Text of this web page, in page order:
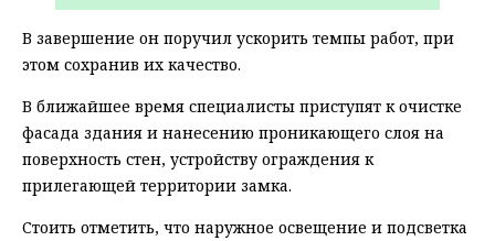
В завершение он поручил ускорить темпы работ, при
этом сохранив их качество.
В ближайшее время специалисты приступят к очистке
фасада здания и нанесению проникающего слоя на
поверхность стен, устройству ограждения к
прилегающей территории замка.
Стоить отметить, что наружное освещение и подсветка